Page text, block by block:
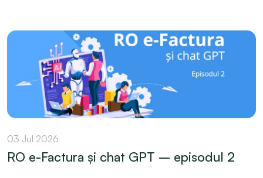
03 Jul 2026
RO e-Factura și chat GPT – episodul 2